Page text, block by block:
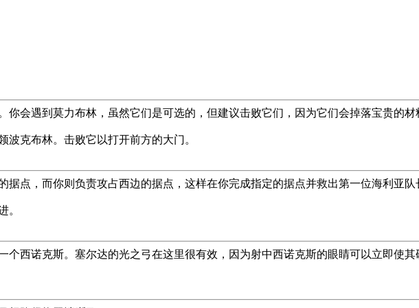
你会遇到莫力布林，虽然它们是可选的，但建议击败它们，因为它们会掉落宝贵的材
克布林。击败它以打开前方的大门。
据点，而你则负责攻占西边的据点，这样在你完成指定的据点并救出第一位海利亚队
。
个西诺克斯。塞尔达的光之弓在这里很有效，因为射中西诺克斯的眼睛可以立即使